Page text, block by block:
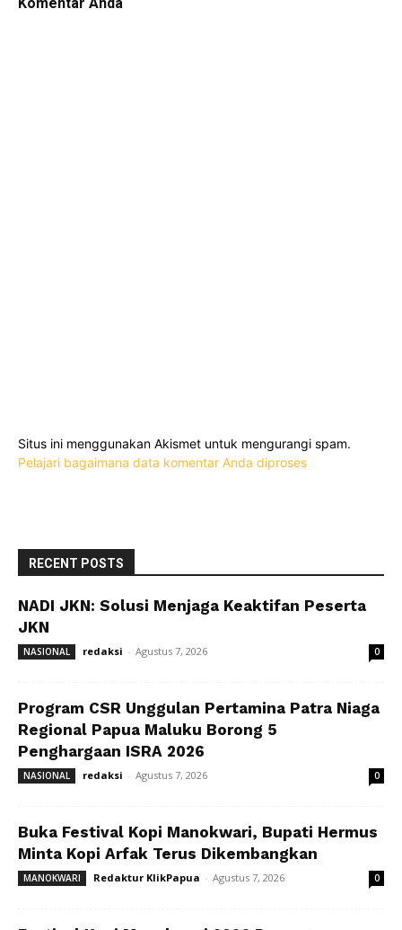
Situs ini menggunakan Akismet untuk mengurangi spam.
Pelajari bagaimana data komentar Anda diproses
RECENT POSTS
NADI JKN: Solusi Menjaga Keaktifan Peserta
JKN
NASIONAL redaksi - Agustus 7, 2026 0
Program CSR Unggulan Pertamina Patra Niaga
Regional Papua Maluku Borong 5
Penghargaan ISRA 2026
NASIONAL redaksi - Agustus 7, 2026 0
Buka Festival Kopi Manokwari, Bupati Hermus
Minta Kopi Arfak Terus Dikembangkan
MANOKWARI Redaktur KlikPapua - Agustus 7, 2026 0